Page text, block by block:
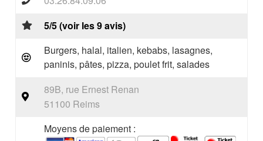
5/5 (voir les 9 avis)
Burgers, halal, italien, kebabs, lasagnes,
paninis, pâtes, pizza, poulet frit, salades
89B, rue Ernest Renan
51100 Reims
Moyens de paiement :